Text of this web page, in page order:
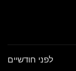
לפני חודשיים